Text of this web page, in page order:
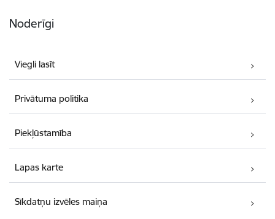
Noderīgi
Viegli lasīt
Privātuma politika
Piekļūstamība
Lapas karte
Sīkdatņu izvēles maiņa